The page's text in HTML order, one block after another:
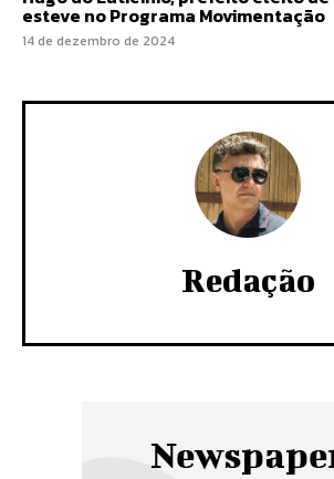
esteve no Programa Movimentação
14 de dezembro de 2024
Redação